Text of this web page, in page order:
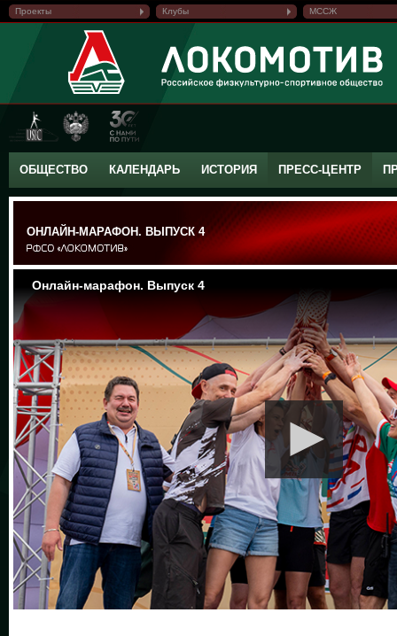
Проекты Клубы МССЖ
ОБЩЕСТВО КАЛЕНДАРЬ ИСТОРИЯ ПРЕСС-ЦЕНТР
ОНЛАЙН-МАРАФОН. ВЫПУСК 4